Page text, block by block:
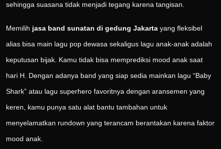
sehingga suasana tidak menjadi tegang karena tangisan.
Memilih jasa band sunatan di gedung Jakarta yang fleksibel
alias bisa main lagu pop dewasa sekaligus lagu anak-anak adalah
keputusan bijak. Kamu tidak bisa memprediksi mood anak saat
hari H. Dengan adanya band yang siap sedia mainkan lagu “Baby
Shark” atau lagu superhero favoritnya dengan aransemen yang
keren, kamu punya satu alat bantu tambahan untuk
menyelamatkan rundown yang terancam berantakan karena faktor
mood anak.